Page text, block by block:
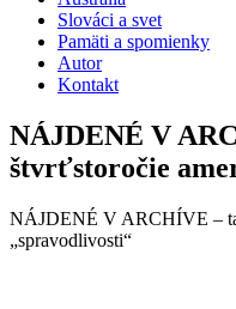
Slováci a svet
Pamäti a spomienky
Autor
Kontakt
NÁJDENÉ V
štvrťstoročie
NÁJDENÉ V ARCHÍVE –
„spravodlivosti“